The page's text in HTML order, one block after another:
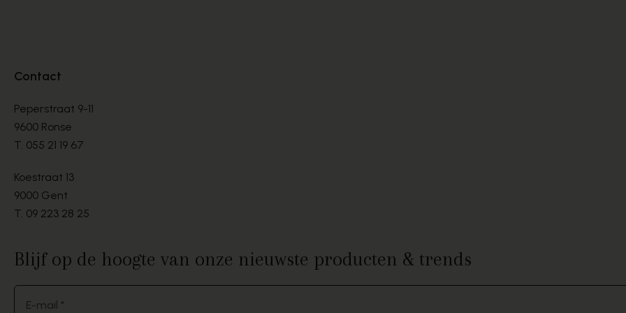
Contact
Peperstraat 9-11
9600 Ronse
T. 055 21 19 67
Koestraat 13
9000 Gent
T. 09 223 28 25
Blijf op de hoogte van onze nieuwste producten & trends
E-mail *